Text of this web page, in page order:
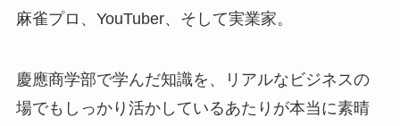
麻雀プロ、YouTuber、そして実業家。
慶應商学部で学んだ知識を、リアルなビジネスの
場でもしっかり活かしているあたりが本当に素晴